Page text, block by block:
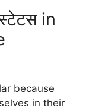
in
because
in their